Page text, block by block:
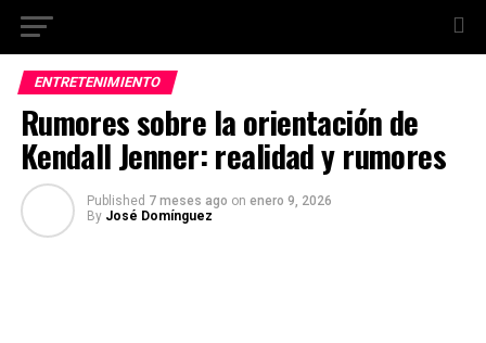
ENTRETENIMIENTO
Rumores sobre la orientación de
Kendall Jenner: realidad y rumores
Published 7 meses ago on enero 9, 2026
By José Domínguez